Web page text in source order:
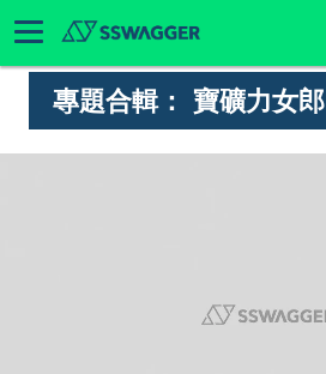
專題合輯： 寶礦力女郎